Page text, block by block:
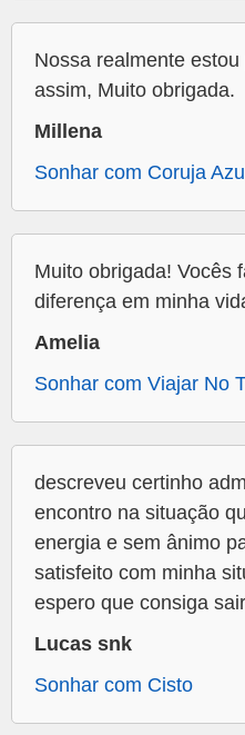
Nossa realmente
assim, Muito obrigada.
Millena
Sonhar com Coruja Azul
Muito obrigada! Vocês
diferença em minha
Amelia
Sonhar com Viajar No
descreveu certinho
encontro na situação
energia e sem ânimo
satisfeito com minha
espero que consiga
Lucas snk
Sonhar com Cisto